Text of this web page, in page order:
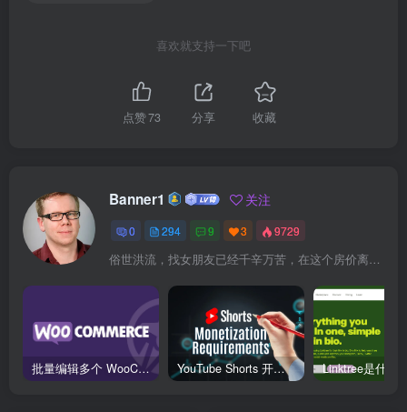
喜欢就支持一下吧
点赞73 分享 收藏
Banner1 关注
0 294 9 3 9729
俗世洪流，找女朋友已经千辛万苦，在这个房价离谱，彩礼攀升的年头，想结婚生子，恐怕比登天还难！
批量编辑多个 WooCommerce 产品变体价格的 2 个方法？ YouTube Shorts 开通收益条件及变现指南（2025 年最新）